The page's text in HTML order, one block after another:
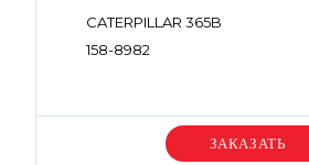
CATERPILLAR 365B
158-8982
Уточняйте цену